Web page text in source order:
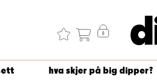
hva skjer på big dipper?